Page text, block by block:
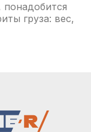
понадобится
груза: вес,